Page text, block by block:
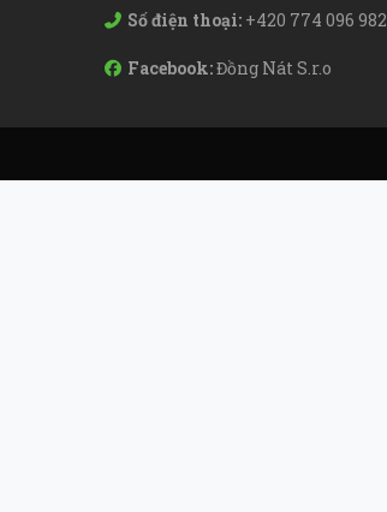
Số điện thoại: +420 774 096 982
Facebook:Đồng Nát S.r.o